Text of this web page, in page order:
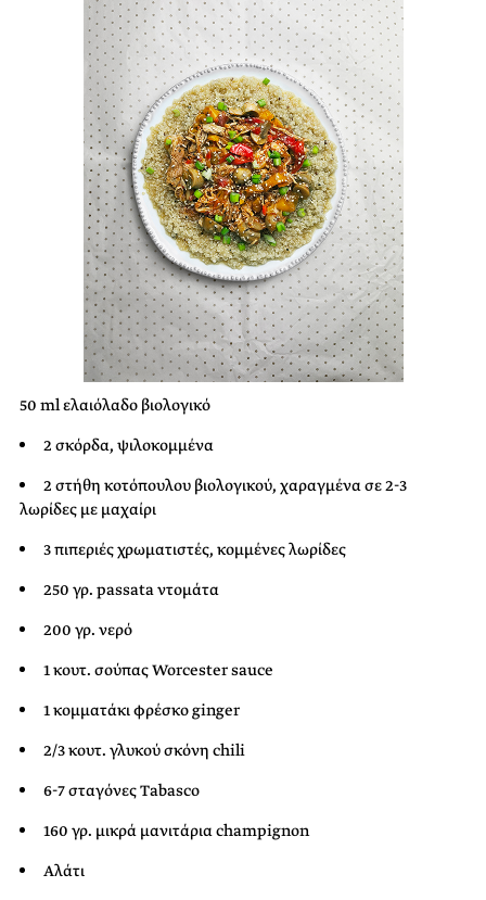
50 ml ελαιόλαδο βιολογικό
2 σκόρδα, ψιλοκομμένα
2 στήθη κοτόπουλου βιολογικού, χαραγμένα σε 2-3
λωρίδες με μαχαίρι
3 πιπεριές χρωματιστές, κομμένες λωρίδες
250 γρ. passata ντομάτα
200 γρ. νερό
1 κουτ. σούπας Worcester sauce
1 κομματάκι φρέσκο ginger
2/3 κουτ. γλυκού σκόνη chili
6-7 σταγόνες Tabasco
160 γρ. μικρά μανιτάρια champignon
Αλάτι